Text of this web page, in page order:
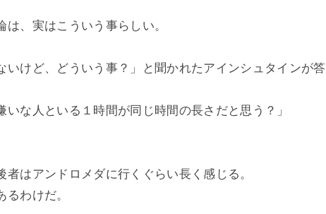
、実はこういう事らしい。
いけど、どういう事？」と聞かれたアインシュタインが答
いな人といる１時間が同じ時間の長さだと思う？」
はアンドロメダに行くぐらい長く感じる。
わけだ。